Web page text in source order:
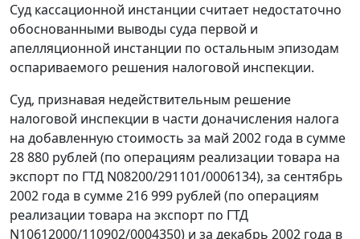
Суд кассационной инстанции считает недостаточно
обоснованными выводы суда первой и
апелляционной инстанции по остальным эпизодам
оспариваемого решения налоговой инспекции.
Суд, признавая недействительным решение
налоговой инспекции в части доначисления налога
на добавленную стоимость за май 2002 года в сумме
28 880 рублей (по операциям реализации товара на
экспорт по ГТД N08200/291101/0006134), за сентябрь
2002 года в сумме 216 999 рублей (по операциям
реализации товара на экспорт по ГТД
N10612000/110902/0004350) и за декабрь 2002 года в